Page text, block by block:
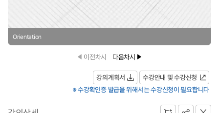
Orientation
이전차시 다음차시
강의계획서
수강안내 및 수강신청
※ 수강확인증 발급을 위해서는 수강신청이 필요합니다